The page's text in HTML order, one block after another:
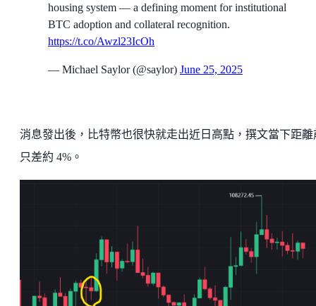
housing system — a defining moment for institutional
BTC adoption and collateral recognition.
https://t.co/Awzl23IcOh
— Michael Saylor (@saylor) June 25, 2025
消息發出後，比特幣也很快就走出近日高點，撰文當下距離
只差約 4%。